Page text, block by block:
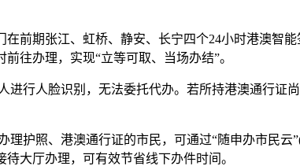
在前期张江、虹桥、静安、长宁四个24小时港澳智
往办理，实现“立等可取、当场办结”。
进行人脸识别，无法委托代办。若所持港澳通行证
理护照、港澳通行证的市民，可通过“随申办市民
大厅办理，可有效节省线下办件时间。